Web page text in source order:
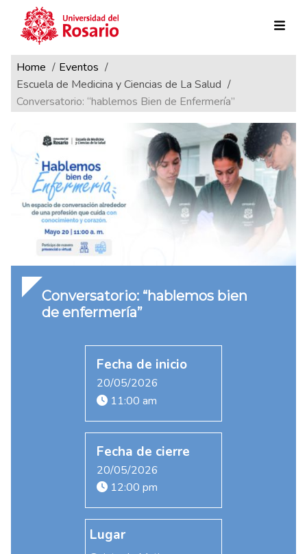
Pasar al contenido principal
Ruta de navegación
Home
Eventos
Escuela de Medicina y Ciencias de La Salud
Conversatorio: “hablemos Bien de Enfermería”
Conversatorio: “hablemos bien
de enfermería”
Fecha de inicio
20/05/2026
11:00 am
Fecha de cierre
20/05/2026
12:00 pm
Lugar